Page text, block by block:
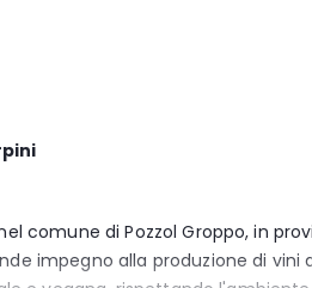
comune di Pozzol Groppo, in
impegno alla produzione di